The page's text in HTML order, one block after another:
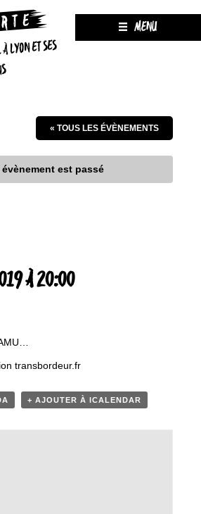
LYON ET SES
MENU
« TOUS LES ÉVÈNEMENTS
évènement est passé
À 20:00
transbordeur.fr
+ AJOUTER À ICALENDAR